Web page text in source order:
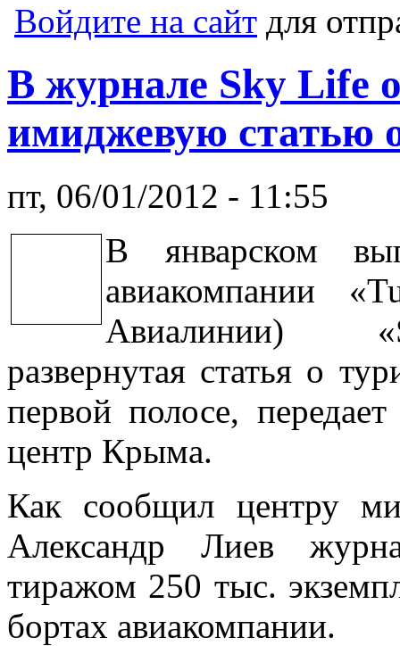
Войдите на сайт для
В журнале Sky Life
имиджевую
пт, 06/01/2012 - 11:55
В январском
авиакомпании
Авиалинии)
развернутая статья о
первой полосе,
центр Крыма.
Как сообщил центру
Александр Лиев
тиражом 250 тыс.
бортах авиакомпании.